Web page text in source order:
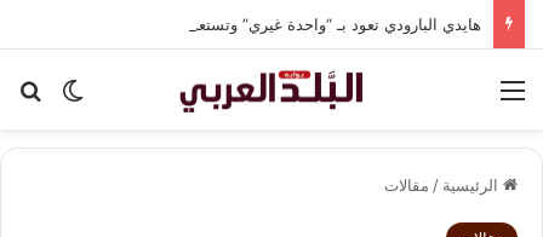
الوضع
الرئيسية / مقالات